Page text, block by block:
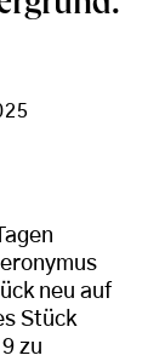
neu auf
Stück
zu